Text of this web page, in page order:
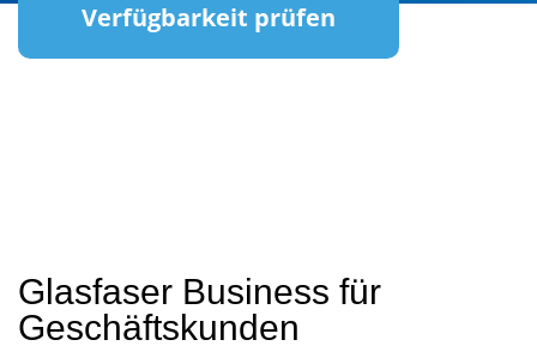
Verfügbarkeit prüfen
Glasfaser Business für
Geschäftskunden